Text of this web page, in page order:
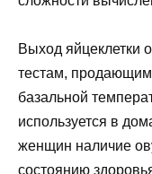
Выход яйцеклетки
тестам,
базальной
используется в
женщин наличие
состоянию